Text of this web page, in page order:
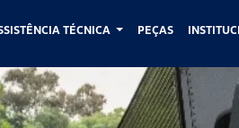
TÉCNICA PEÇAS